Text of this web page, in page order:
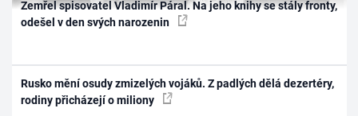
Zemřel spisovatel Vladimír Páral. Na jeho knihy se stály fronty,
odešel v den svých narozenin
Rusko mění osudy zmizelých vojáků. Z padlých dělá dezertéry,
rodiny přicházejí o miliony